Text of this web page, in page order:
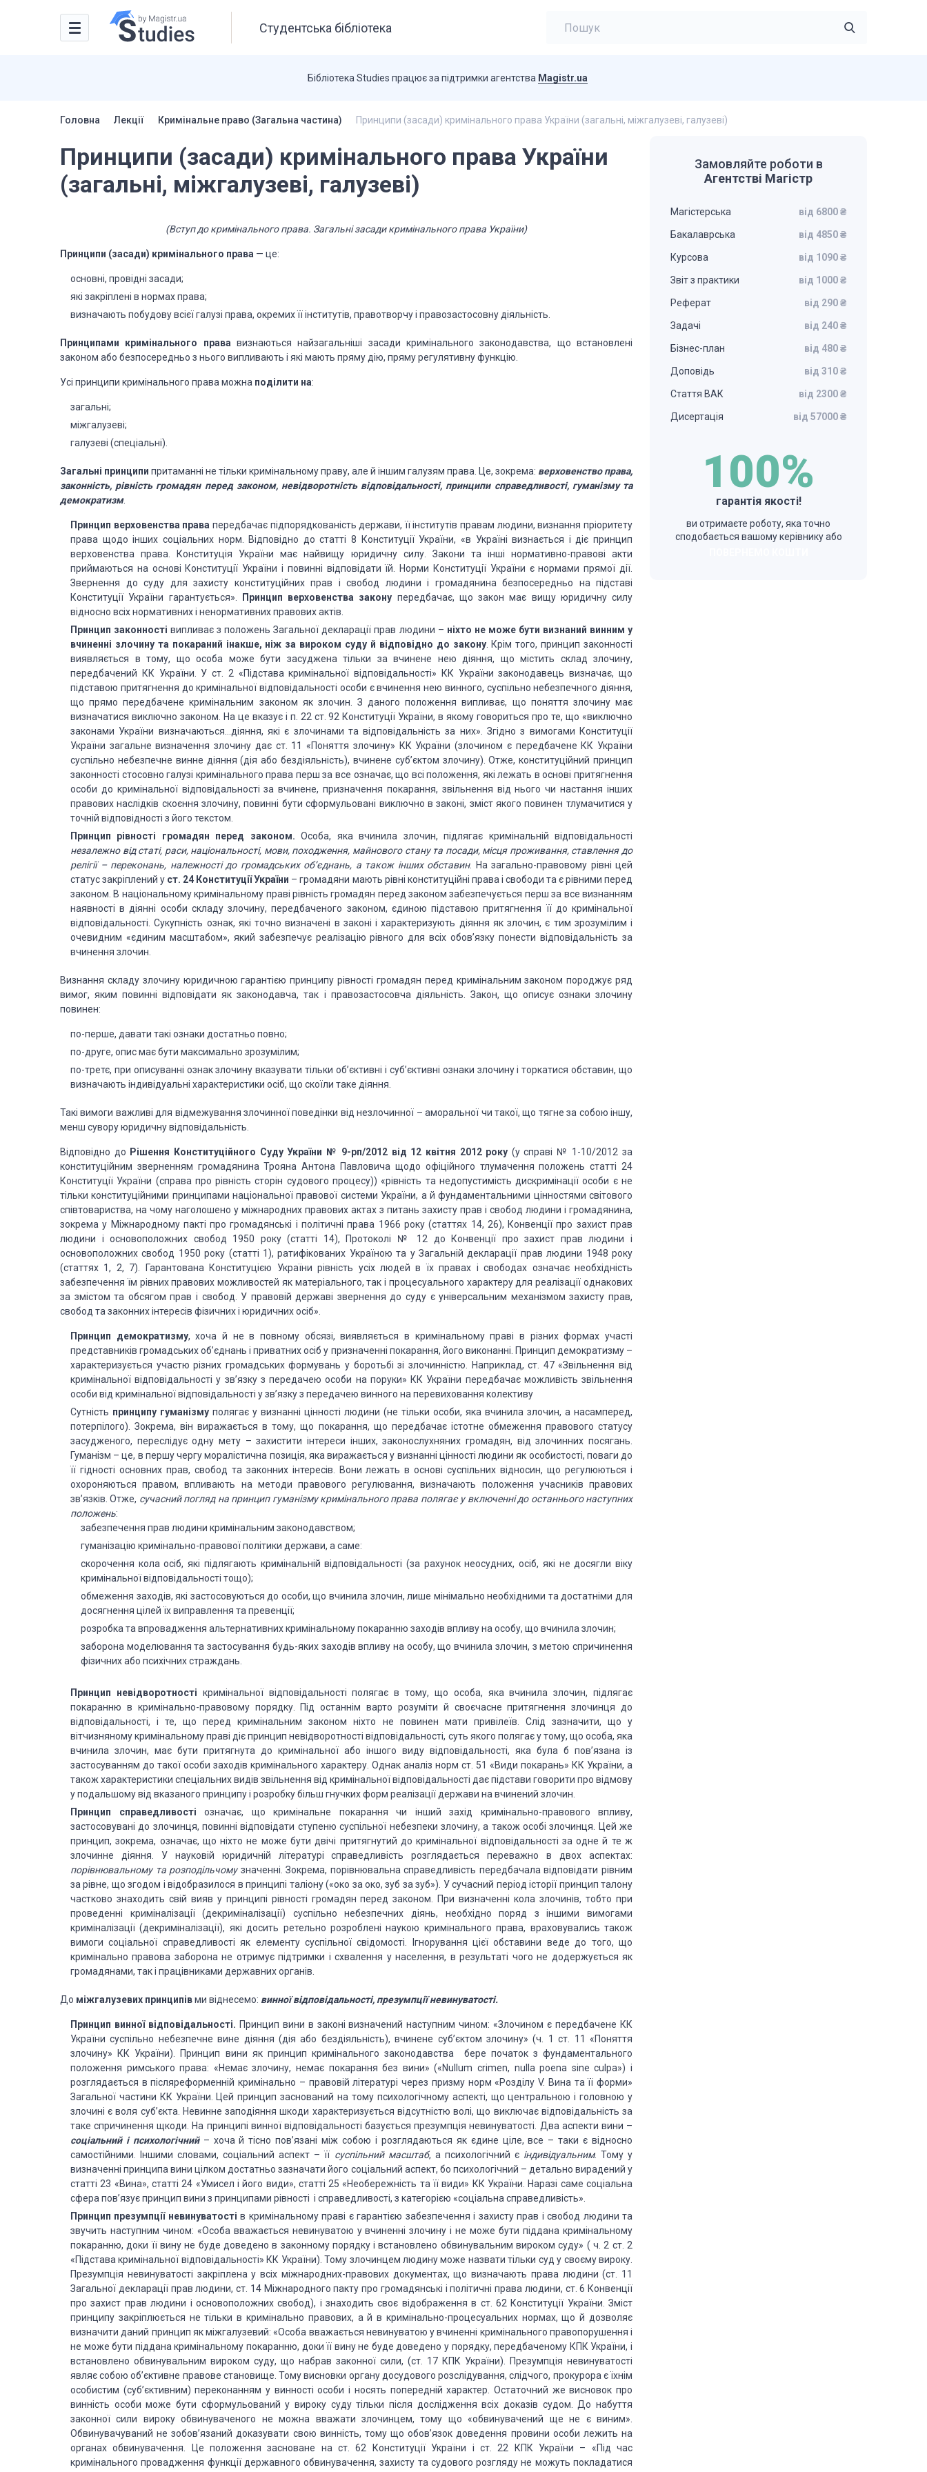
Студентська бібліотека
Бібліотека Studies працює за підтримки агентства Magistr.ua
Головна Лекції Кримінальне право (Загальна частина) Принципи (засади) кримінального права України (загальні, міжгалузеві, галузеві)
Принципи (засади) кримінального права України
(загальні, міжгалузеві, галузеві)
(Вступ до кримінального права. Загальні засади кримінального права України)
Принципи (засади) кримінального права — це:
основні, провідні засади;
які закріплені в нормах права;
визначають побудову всієї галузі права, окремих її інститутів, правотворчу і правозастосовну діяльність.
Принципами кримінального права визнаються найзагальніші засади кримінального законодавства, що встановлені
законом або безпосередньо з нього випливають і які мають пряму дію, пряму регулятивну функцію.
Усі принципи кримінального права можна поділити на:
загальні;
міжгалузеві;
галузеві (спеціальні).
Загальні принципи притаманні не тільки кримінальному праву, але й іншим галузям права. Це, зокрема: верховенство права,
законність, рівність громадян перед законом, невідворотність відповідальності, принципи справедливості, гуманізму та
демократизм.
Принцип верховенства права передбачає підпорядкованість держави, її інститутів правам людини, визнання пріоритету
права щодо інших соціальних норм. Відповідно до статті 8 Конституції України, «в Україні визнається і діє принцип
верховенства права. Конституція України має найвищу юридичну силу. Закони та інші нормативно-правові акти
приймаються на основі Конституції України і повинні відповідати їй. Норми Конституції України є нормами прямої дії.
Звернення до суду для захисту конституційних прав і свобод людини і громадянина безпосередньо на підставі
Конституції України гарантується».
Принцип верховенства закону передбачає, що закон має вищу юридичну силу
відносно всіх нормативних і ненормативних правових актів.
Принцип законності випливає з положень Загальної декларації прав людини – ніхто не може бути визнаний винним у
вчиненні злочину та покараний інакше, ніж за вироком суду й відповідно до закону. Крім того, принцип законності
виявляється в тому, що особа може бути засуджена тільки за вчинене нею діяння, що містить склад злочину,
передбачений КК України. У ст. 2 «Підстава кримінальної відповідальності» КК України законодавець визначає, що
підставою притягнення до кримінальної відповідальності особи є вчинення нею винного, суспільно небезпечного діяння,
що прямо передбачене кримінальним законом як злочин. З даного положення випливає, що поняття злочину має
визначатися виключно законом. На це вказує і п. 22 ст. 92 Конституції України, в якому говориться про те, що «виключно
законами України визначаються…діяння, які є злочинами та відповідальність за них». Згідно з вимогами Конституції
України загальне визначення злочину дає ст. 11 «Поняття злочину» КК України (злочином є передбачене КК України
суспільно небезпечне винне діяння (дія або бездіяльність), вчинене суб’єктом злочину). Отже, конституційний принцип
законності стосовно галузі кримінального права перш за все означає, що всі положення, які лежать в основі притягнення
особи до кримінальної відповідальності за вчинене, призначення покарання, звільнення від нього чи настання інших
правових наслідків скоєння злочину, повинні бути сформульовані виключно в законі, зміст якого повинен тлумачитися у
точній відповідності з його текстом.
Принцип рівності громадян перед законом. Особа, яка вчинила злочин, підлягає кримінальній відповідальності
незалежно від статі, раси, національності, мови, походження, майнового стану та посади, місця проживання, ставлення до
релігії – переконань, належності до громадських об’єднань, а також інших обставин. На загально-правовому рівні цей
статус закріплений у ст. 24 Конституції України – громадяни мають рівні конституційні права і свободи та є рівними перед
законом. В національному кримінальному праві рівність громадян перед законом забезпечується перш за все визнанням
наявності в діянні особи складу злочину, передбаченого законом, єдиною підставою притягнення її до кримінальної
відповідальності. Сукупність ознак, які точно визначені в законі і характеризують діяння як злочин, є тим зрозумілим і
очевидним «єдиним масштабом», який забезпечує реалізацію рівного для всіх обов’язку понести відповідальність за
вчинення злочин.
Визнання складу злочину юридичною гарантією принципу рівності громадян перед кримінальним законом породжує ряд
вимог, яким повинні відповідати як законодавча, так і правозастосовча діяльність. Закон, що описує ознаки злочину
повинен:
по-перше, давати такі ознаки достатньо повно;
по-друге, опис має бути максимально зрозумілим;
по-третє, при описуванні ознак злочину вказувати тільки об’єктивні і суб’єктивні ознаки злочину і торкатися обставин, що
визначають індивідуальні характеристики осіб, що скоїли таке діяння.
Такі вимоги важливі для відмежування злочинної поведінки від незлочинної – аморальної чи такої, що тягне за собою іншу,
менш сувору юридичну відповідальність.
Відповідно до Рішення Конституційного Суду України № 9-рп/2012 від 12 квітня 2012 року (у справі № 1-10/2012 за
конституційним зверненням громадянина Трояна Антона Павловича щодо офіційного тлумачення положень статті 24
Конституції України (справа про рівність сторін судового процесу)) «рівність та недопустимість дискримінації особи є не
тільки конституційними принципами національної правової системи України, а й фундаментальними цінностями світового
співтовариства, на чому наголошено у міжнародних правових актах з питань захисту прав і свобод людини і громадянина,
зокрема у Міжнародному пакті про громадянські і політичні права 1966 року (статтях 14, 26), Конвенції про захист прав
людини і основоположних свобод 1950 року (статті 14), Протоколі № 12 до Конвенції про захист прав людини і
основоположних свобод 1950 року (статті 1), ратифікованих Україною та у Загальній декларації прав людини 1948 року
(статтях 1, 2, 7). Гарантована Конституцією України рівність усіх людей в їх правах і свободах означає необхідність
забезпечення їм рівних правових можливостей як матеріального, так і процесуального характеру для реалізації однакових
за змістом та обсягом прав і свобод. У правовій державі звернення до суду є універсальним механізмом захисту прав,
свобод та законних інтересів фізичних і юридичних осіб».
Принцип демократизму, хоча й не в повному обсязі, виявляється в кримінальному праві в різних формах участі
представників громадських об’єднань і приватних осіб у призначенні покарання, його виконанні. Принцип демократизму –
характеризується участю різних громадських формувань у боротьбі зі злочинністю. Наприклад, ст. 47 «Звільнення від
кримінальної відповідальності у зв’язку з передачею особи на поруки» КК України передбачає можливість звільнення
особи від кримінальної відповідальності у зв’язку з передачею винного на перевиховання колективу
Сутність принципу гуманізму полягає у визнанні цінності людини (не тільки особи, яка вчинила злочин, а насамперед,
потерпілого). Зокрема, він виражається в тому, що покарання, що передбачає істотне обмеження правового статусу
засудженого, переслідує одну мету – захистити інтереси інших, законослухняних громадян, від злочинних посягань.
Гуманізм – це, в першу чергу моралістична позиція, яка виражається у визнанні цінності людини як особистості, поваги до
її гідності основних прав, свобод та законних інтересів. Вони лежать в основі суспільних відносин, що регулюються і
охороняються правом, впливають на методи правового регулювання, визначають положення учасників правових
зв’язків. Отже, сучасний погляд на принцип гуманізму кримінального права полягає у включенні до останнього наступних
положень:
забезпечення прав людини кримінальним законодавством;
гуманізацію кримінально-правової політики держави, а саме:
скорочення кола осіб, які підлягають кримінальній відповідальності (за рахунок неосудних, осіб, які не досягли віку
кримінальної відповідальності тощо);
обмеження заходів, які застосовуються до особи, що вчинила злочин, лише мінімально необхідними та достатніми для
досягнення цілей їх виправлення та превенції;
розробка та впровадження альтернативних кримінальному покаранню заходів впливу на особу, що вчинила злочин;
заборона моделювання та застосування будь-яких заходів впливу на особу, що вчинила злочин, з метою спричинення
фізичних або психічних страждань.
Принцип невідворотності кримінальної відповідальності полягає в тому, що особа, яка вчинила злочин, підлягає
покаранню в кримінально-правовому порядку. Під останнім варто розуміти й своєчасне притягнення злочинця до
відповідальності, і те, що перед кримінальним законом ніхто не повинен мати привілеїв. Слід зазначити, що у
вітчизняному кримінальному праві діє принцип невідворотності відповідальності, суть якого полягає у тому, що особа, яка
вчинила злочин, має бути притягнута до кримінальної або іншого виду відповідальності, яка була б пов’язана із
застосуванням до такої особи заходів кримінального характеру. Однак аналіз норм ст. 51 «Види покарань» КК України, а
також характеристики спеціальних видів звільнення від кримінальної відповідальності дає підстави говорити про відмову
у подальшому від вказаного принципу і розробку більш гнучких форм реалізації держави на вчинений злочин.
Принцип справедливості означає, що кримінальне покарання чи інший захід кримінально-правового впливу,
застосовувані до злочинця, повинні відповідати ступеню суспільної небезпеки злочину, а також особі злочинця. Цей же
принцип, зокрема, означає, що ніхто не може бути двічі притягнутий до кримінальної відповідальності за одне й те ж
злочинне діяння. У науковій юридичній літературі справедливість розглядається переважно в двох аспектах:
порівнювальному та розподільчомузначенні. Зокрема, порівнювальна справедливість передбачала відповідати рівним
за рівне, що згодом і відобразилося в принципі таліону («око за око, зуб за зуб»). У сучасний період історії принцип талону
частково знаходить свій вияв у принципі рівності громадян перед законом. При визначенні кола злочинів, тобто при
проведенні криміналізації (декриміналізації) суспільно небезпечних діянь, необхідно поряд з іншими вимогами
криміналізації (декриміналізації), які досить ретельно розроблені наукою кримінального права, враховувались також
вимоги соціальної справедливості як елементу суспільної свідомості. Ігнорування цієї обставини веде до того, що
кримінально правова заборона не отримує підтримки і схвалення у населення, в результаті чого не додержується як
громадянами, так і працівниками державних органів.
До міжгалузевих принципівми віднесемо: винної відповідальності, презумпції невинуватості.
Принцип винної відповідальності. Принцип вини в законі визначений наступним чином: «Злочином є передбачене КК
України суспільно небезпечне вине діяння (дія або бездіяльність), вчинене суб’єктом злочину» (ч. 1 ст. 11 «Поняття
злочину» КК України). Принцип вини як принцип кримінального законодавства бере початок з фундаментального
положення римського права: «Немає злочину, немає покарання без вини» («Nullum crimen, nulla poena sine culpa») і
розглядається в післяреформенній кримінально – правовій літературі через призму норм «Розділу V. Вина та її форми»
Загальної частини КК України. Цей принцип заснований на тому психологічному аспекті, що центральною і головною у
злочині є воля суб’єкта. Невинне заподіяння шкоди характеризується відсутністю волі, що виключає відповідальність за
таке спричинення щкоди. На принципі винної відповідальності базується презумпція невинуватості. Два аспекти вини –
соціальний і психологічний– хоча й тісно пов’язані між собою і розглядаються як єдине ціле, все – таки є відносно
самостійними. Іншими словами, соціальний аспект – її суспільний масштаб, а психологічний є індивідуальним. Тому у
визначенні принципа вини цілком достатньо зазначати його соціальний аспект, бо психологічний – детально вирадений у
статті 23 «Вина», статті 24 «Умисел і його види», статті 25 «Необережність та її види» КК України. Наразі саме соціальна
сфера пов’язує принцип вини з принципами рівності і справедливості, з категорією «соціальна справедливість».
Принцип презумпції невинуватості в кримінальному праві є гарантією забезпечення і захисту прав і свобод людини та
звучить наступним чином: «Особа вважається невинуватою у вчиненні злочину і не може бути піддана кримінальному
покаранню, доки її вину не буде доведено в законному порядку і встановлено обвинувальним вироком суду» ( ч. 2 ст. 2
«Підстава кримінальної відповідальності» КК України). Тому злочинцем людину може назвати тільки суд у своєму вироку.
Презумпція невинуватості закріплена у всіх міжнародних-правових документах, що визначають права людини (ст. 11
Загальної декларації прав людини, ст. 14 Міжнародного пакту про громадянські і політичні права людини, ст. 6 Конвенції
про захист прав людини і основоположних свобод), і знаходить своє відображення в ст. 62 Конституції України. Зміст
принципу закріплюється не тільки в кримінально правових, а й в кримінально-процесуальних нормах, що й дозволяє
визначити даний принцип як міжгалузевий: «Особа вважається невинуватою у вчиненні кримінального правопорушення і
не може бути піддана кримінальному покаранню, доки її вину не буде доведено у порядку, передбаченому КПК України, і
встановлено обвинувальним вироком суду, що набрав законної сили, (ст. 17 КПК України). Презумпція невинуватості
являє собою об’єктивне правове становище. Тому висновки органу досудового розслідування, слідчого, прокурора є їхнім
особистим (суб’єктивним) переконанням у винності особи і носять попередній характер. Остаточний же висновок про
винність особи може бути сформульований у вироку суду тільки після дослідження всіх доказів судом. До набуття
законної сили вироку обвинуваченого не можна вважати злочинцем, тому що «обвинувачений ще не є виним».
Обвинувачуваний не зобов’язаний доказувати свою винність, тому що обов’язок доведення провини особи лежить на
органах обвинувачення. Це положення засноване на ст. 62 Конституції України і ст. 22 КПК України – «Під час
кримінального провадження функції державного обвинувачення, захисту та судового розгляду не можуть покладатися
Замовляйте роботи в
Агентстві Магістр
Магістерська від 6800 ₴
Бакалаврська від 4850 ₴
Курсова від 1090 ₴
Звіт з практики від 1000 ₴
Реферат від 290 ₴
Задачі від 240 ₴
Бізнес-план від 480 ₴
Доповідь від 310 ₴
Стаття ВАК від 2300 ₴
Дисертація від 57000 ₴
100%
гарантія якості!
ви отримаєте роботу, яка точно
сподобається вашому керівнику або